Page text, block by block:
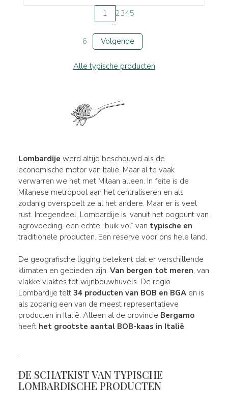
1 2345
...
6
Volgende
Alle typische producten
Lombardije werd altijd beschouwd als de
economische motor van Italië. Maar al te vaak
verwarren we het met Milaan alleen. In feite is de
Milanese metropool aan het centraliseren en als
zodanig overspoelt ze al het andere. Maar er is veel
rust. Integendeel, Lombardije is, vanuit het oogpunt van
agrovoeding, een echte „buik vol” van typische en
traditionele producten. Een reserve voor ons hele land.
De geografische ligging betekent dat er verschillende
klimaten en gebieden zijn. Van bergen tot meren, van
vlakke vlaktes tot wijnbouwhuvels. De regio
Lombardije telt 34 producten van BOB en BGAen is
als zodanig een van de meest representatieve
producten in Italië. Alleen al de provincie Bergamo
heeft het grootste aantal BOB-kaas in Italië
.
DE SCHATKIST VAN TYPISCHE
LOMBARDISCHE PRODUCTEN